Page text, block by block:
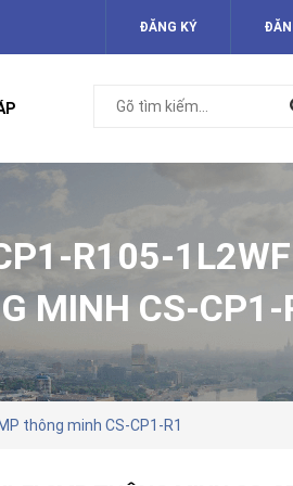
ĐĂNG KÝ
R105-
MINH CS-CP1-
thông minh CS-CP1-R1